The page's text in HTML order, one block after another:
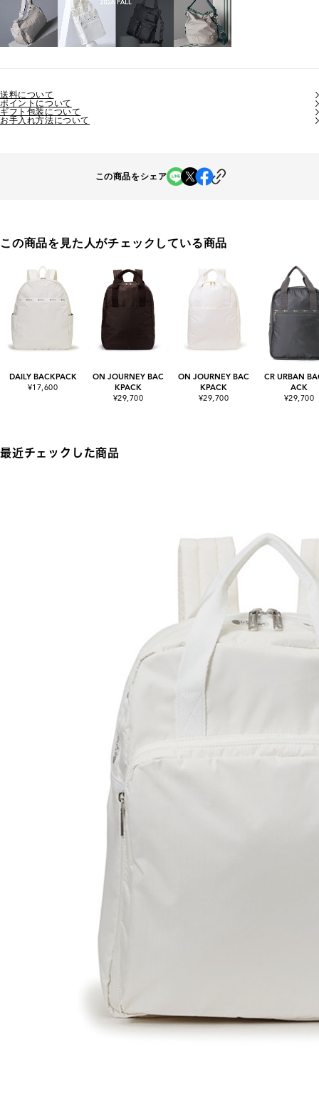
送料について
ポイントについて
ギフト包装について
お手入れ方法について
この商品をシェア
この商品を見た人がチェックしている商品
DAILY BACKPACK
¥17,600
ON JOURNEY BAC
KPACK
¥29,700
ON JOURNEY BAC
KPACK
¥29,700
CR URBAN
ACK
¥29,700
最近チェックした商品